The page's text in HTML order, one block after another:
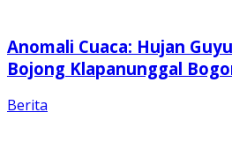
Anomali Cuaca: Hujan
Bojong Klapanunggal
Berita